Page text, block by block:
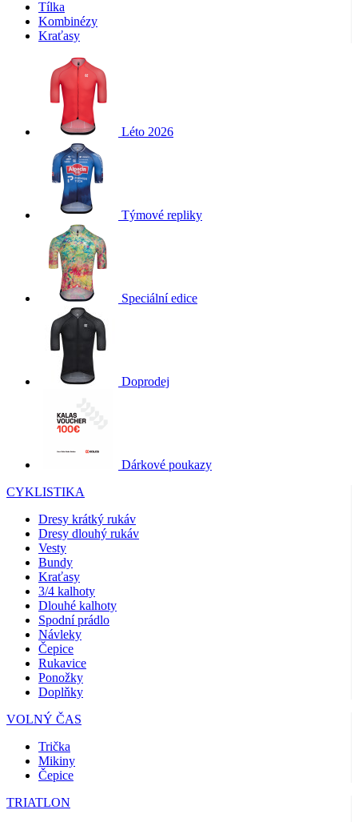
Tílka
Kombinézy
Kraťasy
Léto 2026
Týmové repliky
Speciální edice
Doprodej
Dárkové poukazy
CYKLISTIKA
Dresy krátký rukáv
Dresy dlouhý rukáv
Vesty
Bundy
Kraťasy
3/4 kalhoty
Dlouhé kalhoty
Spodní prádlo
Návleky
Čepice
Rukavice
Ponožky
Doplňky
VOLNÝ ČAS
Trička
Mikiny
Čepice
TRIATLON